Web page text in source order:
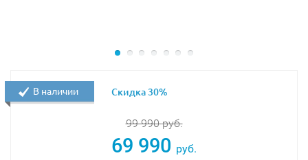
99 990руб.
69 990 руб.
В наличии Скидка 30%